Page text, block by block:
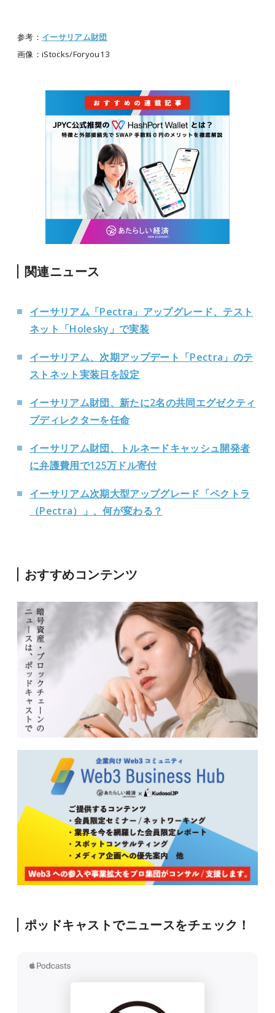
参考： イーサリアム財団
画像：iStocks/Foryou13
関連ニュース
イーサリアム「Pectra」アップグレード、テスト
ネット「Holesky」で実装
イーサリアム、次期アップデート「Pectra」のテ
ストネット実装日を設定
イーサリアム財団、新たに2名の共同エグゼクティ
ブディレクターを任命
イーサリアム財団、トルネードキャッシュ開発者
に弁護費用で125万ドル寄付
イーサリアム次期大型アップグレード「ペクトラ
（Pectra）」、何が変わる？
おすすめコンテンツ
ポッドキャストでニュースをチェック！